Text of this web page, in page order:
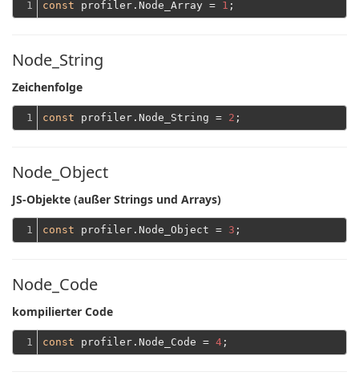
1 const profiler.Node_Array = 1
Node_String
Zeichenfolge
1 const profiler.Node_String = 2
Node_Object
JS-Objekte (außer Strings und Arrays)
1 const profiler.Node_Object = 3
Node_Code
kompilierter Code
1 const profiler.Node_Code = 4